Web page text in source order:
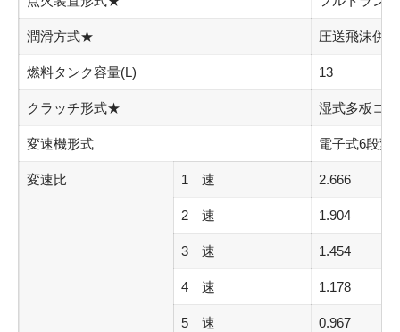
潤滑方式★ 圧送飛沫併
燃料タンク容量(L) 13
クラッチ形式★ 湿式多板コ
変速機形式 電子式6段変
変速比 1 速 2.666
2 速 1.904
3 速 1.454
4 速 1.178
5 速 0.967